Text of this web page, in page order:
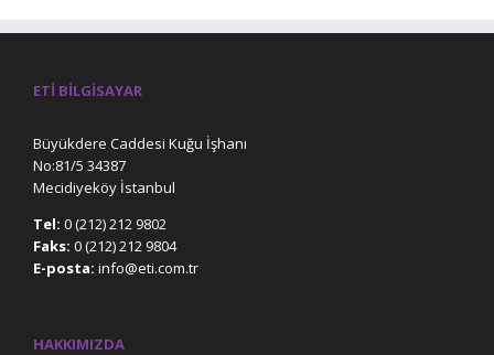
ETI BILGISAYAR
Büyükdere Caddesi Kuğu İşhanı
No:81/5 34387
Mecidiyeköy İstanbul
Tel: 0 (212) 212 9802
Faks: 0 (212) 212 9804
E-posta: info@eti.com.tr
HAKKIMIZDA